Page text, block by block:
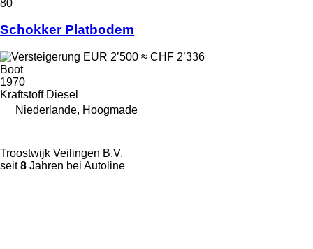
80
Schokker Platbodem
EUR 2’500 ≈ CHF 2’336
Boot
1970
Kraftstoff Diesel
Niederlande, Hoogmade
Troostwijk Veilingen B.V.
seit8 Jahren bei Autoline